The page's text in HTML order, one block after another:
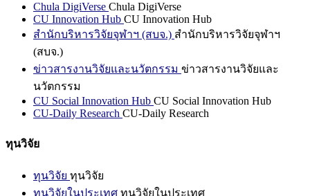
Chula DigiVerse Chula DigiVerse
CU Innovation Hub CU Innovation Hub
สำนักบริหารวิจัยจุฬาฯ (สบจ.) สำนักบริหารวิจัยจุฬาฯ
(สบจ.)
ข่าวสารงานวิจัยและนวัตกรรม ข่าวสารงานวิจัยและ
นวัตกรรม
CU Social Innovation Hub CU Social Innovation Hub
CU-Daily Research CU-Daily Research
ทุนวิจัย
ทุนวิจัย ทุนวิจัย
ทุนวิจัยในประเทศ ทุนวิจัยในประเทศ